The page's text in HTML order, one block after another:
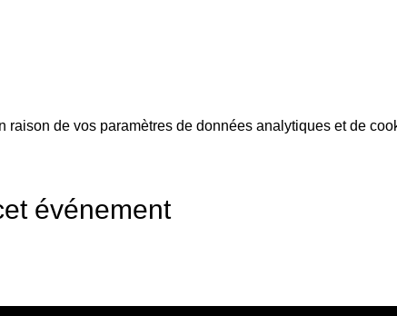
raison de vos paramètres de données analytiques et de
événement